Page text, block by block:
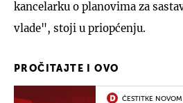
kancelarku o planovima za
vlade", stoji u priopćenju.
PROČITAJTE I OVO
ČESTITKE